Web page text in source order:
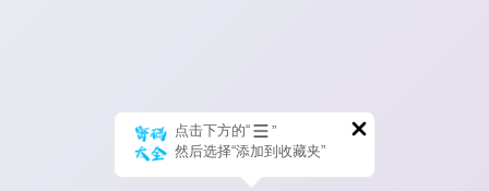
点击下方的“
”
然后选择“添加到收藏夹”